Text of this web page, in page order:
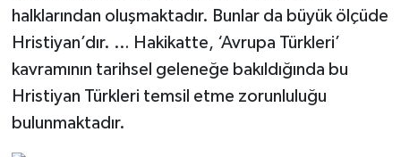
halklarından oluşmaktadır. Bunlar da büyük ölçüde
Hristiyan’dır. … Hakikatte, ‘Avrupa Türkleri’
kavramının tarihsel geleneğe bakıldığında bu
Hristiyan Türkleri temsil etme zorunluluğu
bulunmaktadır.